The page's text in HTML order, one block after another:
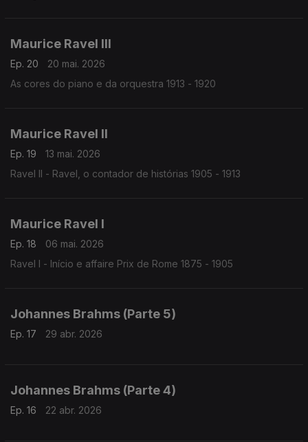
Maurice Ravel III
Ep. 20
20 mai. 2026
As cores do piano e da orquestra 1913 - 1920
Maurice Ravel II
Ep. 19
13 mai. 2026
Ravel II - Ravel, o contador de histórias 1905 - 1913
Maurice Ravel I
Ep. 18
06 mai. 2026
Ravel I - Início e affaire Prix de Rome 1875 - 1905
Johannes Brahms (Parte 5)
Ep. 17 29 abr. 2026
Johannes Brahms (Parte 4)
Ep. 16 22 abr. 2026